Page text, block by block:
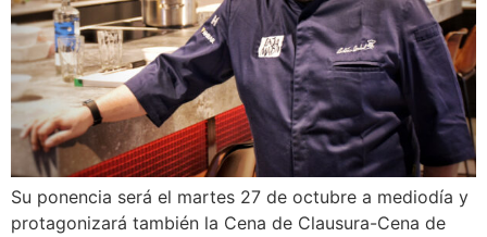
Su ponencia será el martes 27 de octubre a mediodía y
protagonizará también la Cena de Clausura-Cena de